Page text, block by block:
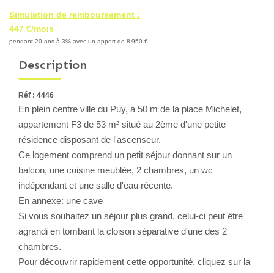
Newsletters
Nous Rejoindre
CONTACT
Simulation de remboursement :
447 €/mois
pendant 20 ans à 3% avec un apport de 8 950 €
Description
Réf : 4446
En plein centre ville du Puy, à 50 m de la place Michelet,
appartement F3 de 53 m² situé au 2ème d'une petite
résidence disposant de l'ascenseur.
Ce logement comprend un petit séjour donnant sur un
balcon, une cuisine meublée, 2 chambres, un wc
indépendant et une salle d'eau récente.
En annexe: une cave
Si vous souhaitez un séjour plus grand, celui-ci peut être
agrandi en tombant la cloison séparative d'une des 2
chambres.
Pour découvrir rapidement cette opportunité, cliquez sur la